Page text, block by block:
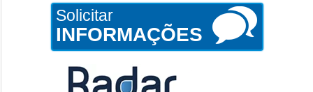
Solicitar
INFORMAÇÕES